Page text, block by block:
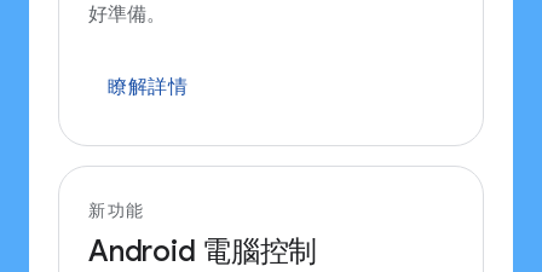
好準備。
瞭解詳情
新功能
Android 電腦控制